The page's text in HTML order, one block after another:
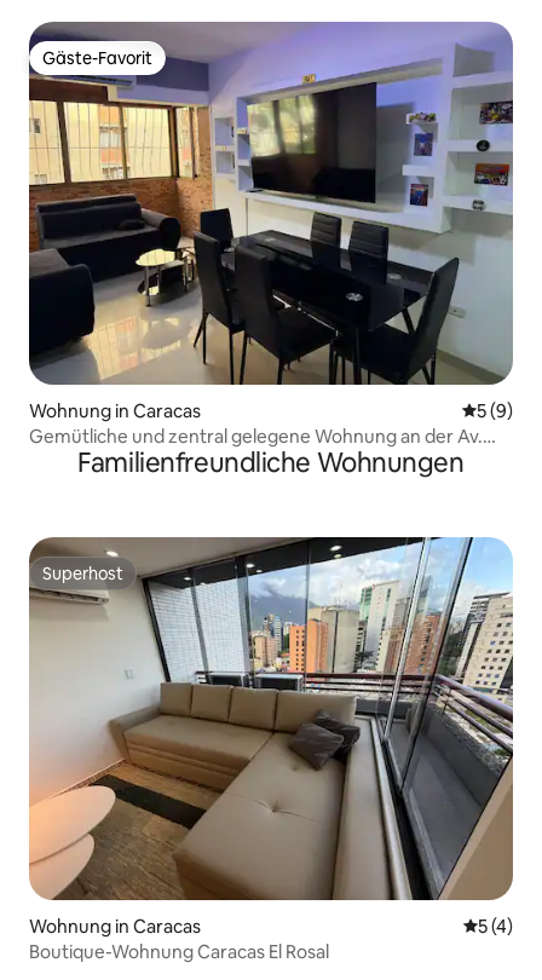
Gäste-Favorit
Gäste-Favorit
Wohnung in Caracas
5 (9)
Gemütliche und zentral gelegene Wohnung an der Av.
Panteón für 4 Personen.
Familienfreundliche Wohnungen
Superhost
Superhost
Wohnung in Caracas
5 (4)
Boutique-Wohnung Caracas El Rosal